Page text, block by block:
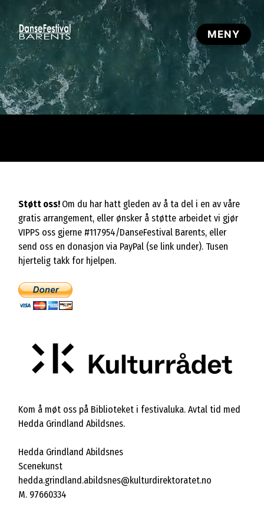
Støtt oss! Om du har hatt gleden av å ta del i en av våre
gratis arrangement, eller ønsker å støtte arbeidet vi gjør
VIPPS oss gjerne #117954/DanseFestival Barents, eller
send oss en donasjon via PayPal (se link under). Tusen
hjertelig takk for hjelpen.
Kom å møt oss på Biblioteket i festivaluka. Avtal tid med
Hedda Grindland Abildsnes.
Hedda Grindland Abildsnes
Scenekunst
hedda.grindland.abildsnes@kulturdirektoratet.no
M. 97660334